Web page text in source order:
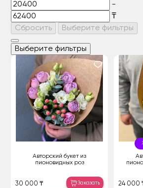
-
₸
Сбросить
Выберите фильтры
Выберите фильтры
Авторский букет из
пионовидных роз
30 000 ₸ Заказать 24 000